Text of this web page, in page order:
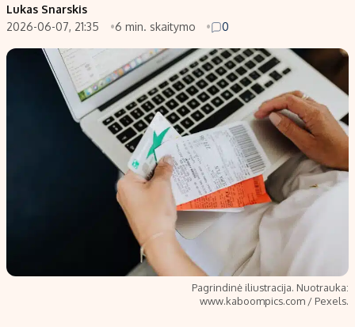
Investavimas
Akcijų rinka
Saulės elektrinės
Kriptovaliutos
Nedarbo išmokos skaičiuoklė
Indėliai
Indėlių skaičiuoklė
Būsto finansai
Įdomios naujienos
Privatumo politika
Lukas Snarskis
2026-06-07, 21:35
6 min. skaitymo 0
Pagrindinė iliustracija. Nuotrauka:
www.kaboompics.com / Pexels.